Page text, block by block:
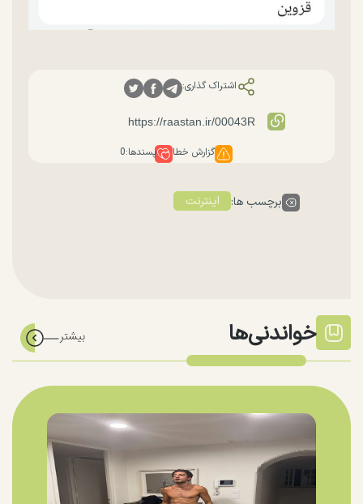
اشتراک گذاری:
گزارش خطا پسندها:0
برچسب ها: اینترنت
خواندنی‌ها